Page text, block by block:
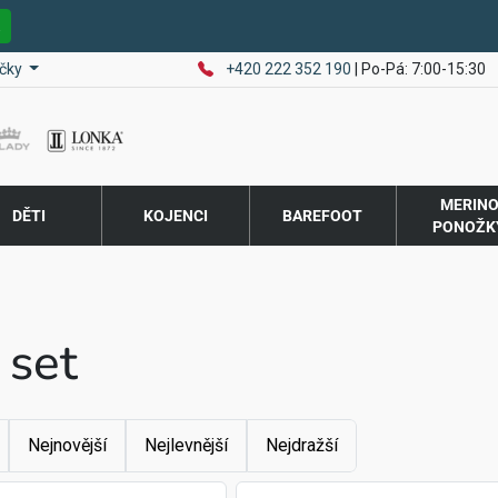
+420 222 352 190 | Po-Pá: 7:00-15:30
DĚTI KOJENCI BAREFOOT
MERINO
Nejnovější Nejlevnější Nejdražší